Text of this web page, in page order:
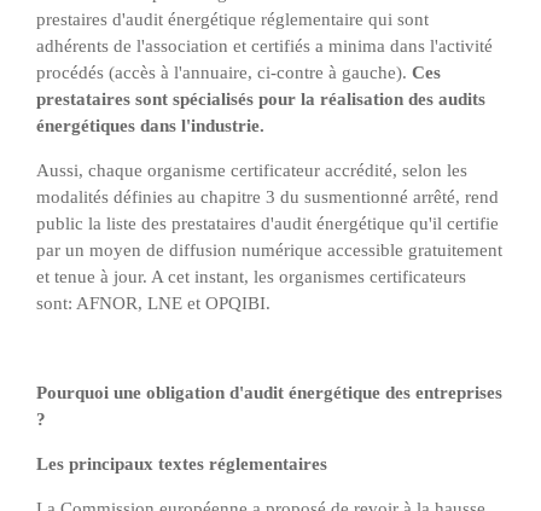
prestaires d'audit énergétique réglementaire qui sont
adhérents de l'association et certifiés a minima dans l'activité
procédés (accès à l'annuaire, ci-contre à gauche). Ces
prestataires sont spécialisés pour la réalisation des audits
énergétiques dans l'industrie.
Aussi, chaque organisme certificateur accrédité, selon les
modalités définies au chapitre 3 du susmentionné arrêté, rend
public la liste des prestataires d'audit énergétique qu'il certifie
par un moyen de diffusion numérique accessible gratuitement
et tenue à jour. A cet instant, les organismes certificateurs
sont: AFNOR, LNE et OPQIBI.
Pourquoi une obligation d'audit énergétique des entreprises
?
Les principaux textes réglementaires